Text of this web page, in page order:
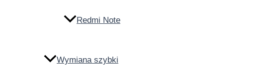
Redmi Note
Wymiana szybki